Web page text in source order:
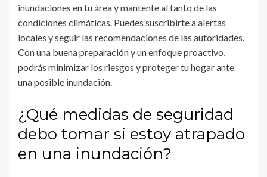
inundaciones en tu área y mantente al tanto de las
condiciones climáticas. Puedes suscribirte a alertas
locales y seguir las recomendaciones de las autoridades.
Con una buena preparación y un enfoque proactivo,
podrás minimizar los riesgos y proteger tu hogar ante
una posible inundación.
¿Qué medidas de seguridad
debo tomar si estoy atrapado
en una inundación?